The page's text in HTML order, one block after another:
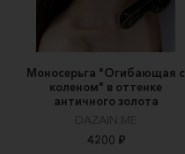
Моносерьга "Огибающая с
коленом" в оттенке
античного золота
DAZAIN.ME
4200 ₽